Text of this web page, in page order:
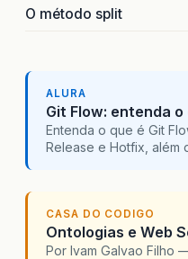
O método split
ALURA
Git Flow: entenda
Entenda o que é Git
Release e Hotfix, além
CASA DO CODIGO
Ontologias e Web
Por Ivam Galvao Filho